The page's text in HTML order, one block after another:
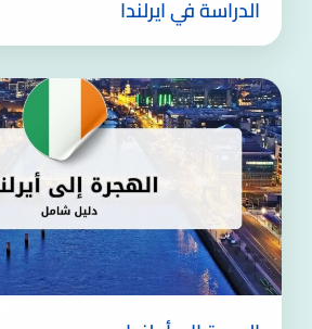
الدراسة في ايرلندا